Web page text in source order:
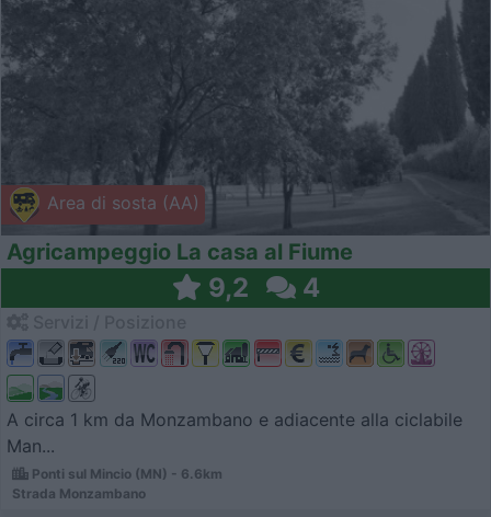
Area di sosta (AA)
Agricampeggio La casa al Fiume
9,2 4
A circa 1 km da Monzambano e adiacente alla ciclabile
Man...
Ponti sul Mincio (MN) - 6.6km
Strada Monzambano